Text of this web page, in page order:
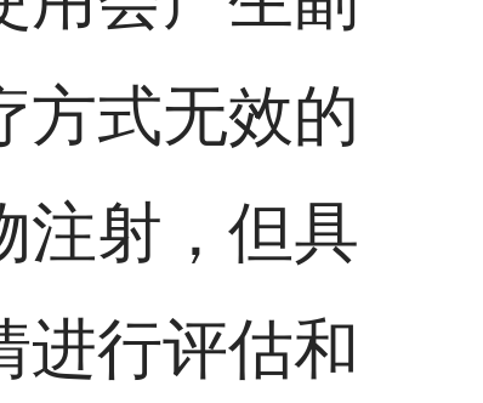
方式无效的
注射，但具
进行评估和